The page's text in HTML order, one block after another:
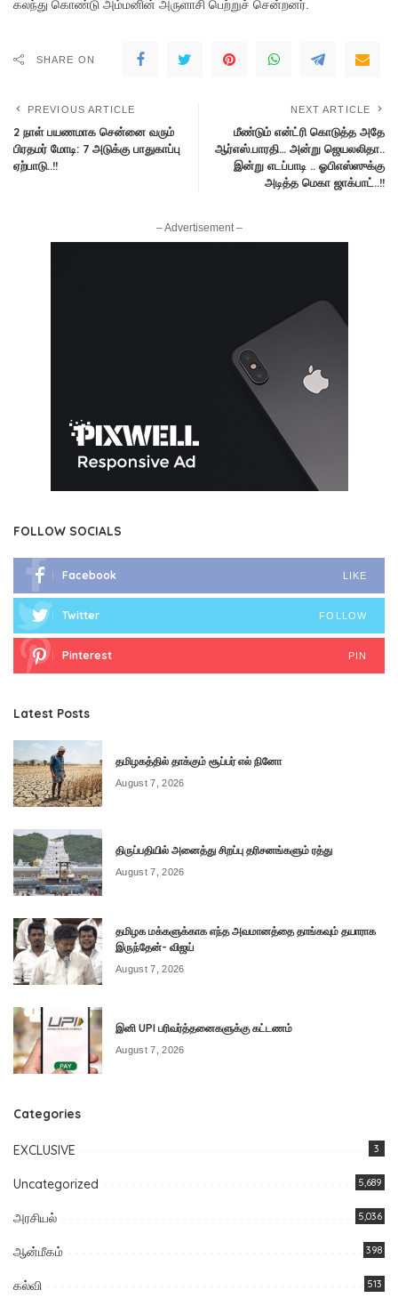
கலந்து கொண்டு அம்மனின் அருளாசி பெற்றுச் சென்றனர்.
SHARE ON
PREVIOUS ARTICLE
2 நாள் பயணமாக சென்னை வரும்
பிரதமர் மோடி: 7 அடுக்கு பாதுகாப்பு
ஏற்பாடு..!!
NEXT ARTICLE
மீண்டும் என்ட்ரி கொடுத்த அதே
ஆர்எஸ்.பாரதி… அன்று ஜெயலலிதா..
இன்று எடப்பாடி .. ஓபிஎஸ்ஸுக்கு
அடித்த மெகா ஜாக்பாட்..!!
– Advertisement –
FOLLOW SOCIALS
Facebook LIKE
Twitter FOLLOW
Pinterest PIN
Latest Posts
தமிழகத்தில் தாக்கும் சூப்பர் எல் நினோ
August 7, 2026
திருப்பதியில் அனைத்து சிறப்பு தரிசனங்களும் ரத்து
August 7, 2026
தமிழக மக்களுக்காக எந்த அவமானத்தை தாங்கவும் தயாராக
இருந்தேன்- விஜய்
August 7, 2026
இனி UPI பரிவர்த்தனைகளுக்கு கட்டணம்
August 7, 2026
Categories
EXCLUSIVE 3
Uncategorized 5,689
அரசியல் 5,036
ஆன்மீகம் 398
கல்வி 513